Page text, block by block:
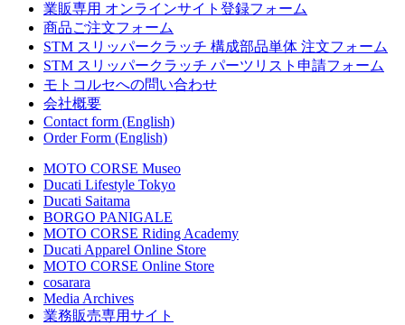
業販専用 オンラインサイト登録フォーム
商品ご注文フォーム
STM スリッパークラッチ 構成部品単体 注文フォーム
STM スリッパークラッチ パーツリスト申請フォーム
モトコルセへの問い合わせ
会社概要
Contact form (English)
Order Form (English)
MOTO CORSE Museo
Ducati Lifestyle Tokyo
Ducati Saitama
BORGO PANIGALE
MOTO CORSE Riding Academy
Ducati Apparel Online Store
MOTO CORSE Online Store
cosarara
Media Archives
業務販売専用サイト